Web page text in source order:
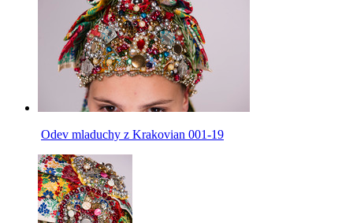
Odev mladuchy z Krakovian 001-19